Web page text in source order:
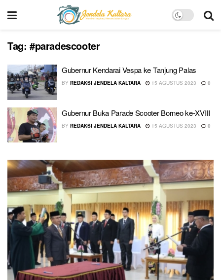
Tag: #paradescooter
Gubernur Kendarai Vespa ke Tanjung Palas
BY REDAKSI JENDELA KALTARA 15 AGUSTUS 2023 0
Gubernur Buka Parade Scooter Borneo ke-XVIII
BY REDAKSI JENDELA KALTARA 15 AGUSTUS 2023 0